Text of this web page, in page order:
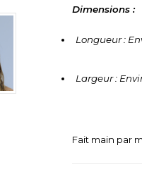
Dimensions :
Longueur :
Largeur :
Fait main par